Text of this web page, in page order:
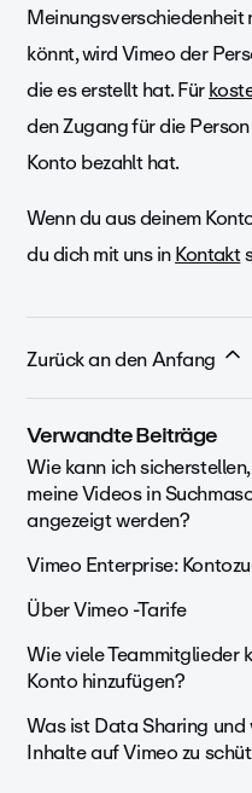
könnt, wird Vimeo der
die es erstellt hat. Für
den Zugang für die
Konto bezahlt hat.
Wenn du aus deinem
du dich mit uns inKontakt
Zurück an den Anfang
Verwandte Beiträge
Wie kann ich
meine Videos in
angezeigt werden?
Vimeo Enterprise:
Über Vimeo -Tarife
Wie viele Teammitglieder
Konto hinzufügen?
Was ist Data Sharing und
Inhalte auf Vimeo zu